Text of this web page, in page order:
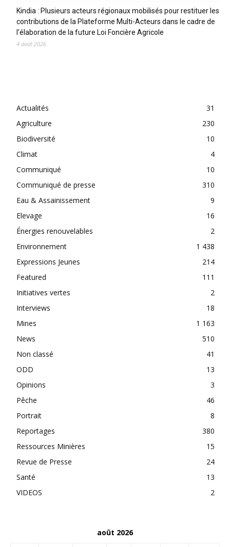
Kindia : Plusieurs acteurs régionaux mobilisés pour restituer les
contributions de la Plateforme Multi-Acteurs dans le cadre de
l’élaboration de la future Loi Foncière Agricole
4 août 2026
Actualités
31
Agriculture
230
Biodiversité
10
Climat
4
Communiqué
10
Communiqué de presse
310
Eau & Assainissement
9
Elevage
16
Énergies renouvelables
2
Environnement
1 438
Expressions Jeunes
214
Featured
111
Initiatives vertes
2
Interviews
18
Mines
1 163
News
510
Non classé
41
ODD
13
Opinions
3
Pêche
46
Portrait
8
Reportages
380
Ressources Minières
15
Revue de Presse
24
Santé
13
VIDEOS
2
août 2026